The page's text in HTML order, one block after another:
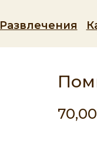
Развлечения
70,00